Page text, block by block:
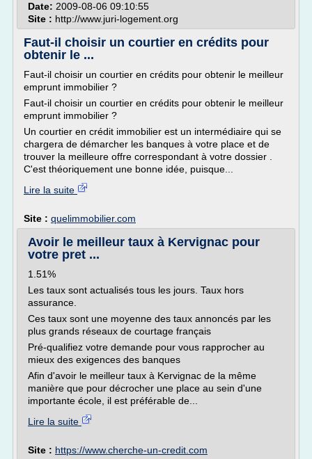
Date: 2009-08-06 09:10:55
Site : http://www.juri-logement.org
Faut-il choisir un courtier en crédits pour
obtenir le ...
Faut-il choisir un courtier en crédits pour obtenir le meilleur
emprunt immobilier ?
Faut-il choisir un courtier en crédits pour obtenir le meilleur
emprunt immobilier ?
Un courtier en crédit immobilier est un intermédiaire qui se
chargera de démarcher les banques à votre place et de
trouver la meilleure offre correspondant à votre dossier .
C'est théoriquement une bonne idée, puisque...
Lire la suite
Site : quelimmobilier.com
Avoir le meilleur taux à Kervignac pour
votre pret ...
1.51%
Les taux sont actualisés tous les jours. Taux hors
assurance.
Ces taux sont une moyenne des taux annoncés par les
plus grands réseaux de courtage français
Pré-qualifiez votre demande pour vous rapprocher au
mieux des exigences des banques
Afin d'avoir le meilleur taux à Kervignac de la même
manière que pour décrocher une place au sein d'une
importante école, il est préférable de...
Lire la suite
Site : https://www.cherche-un-credit.com